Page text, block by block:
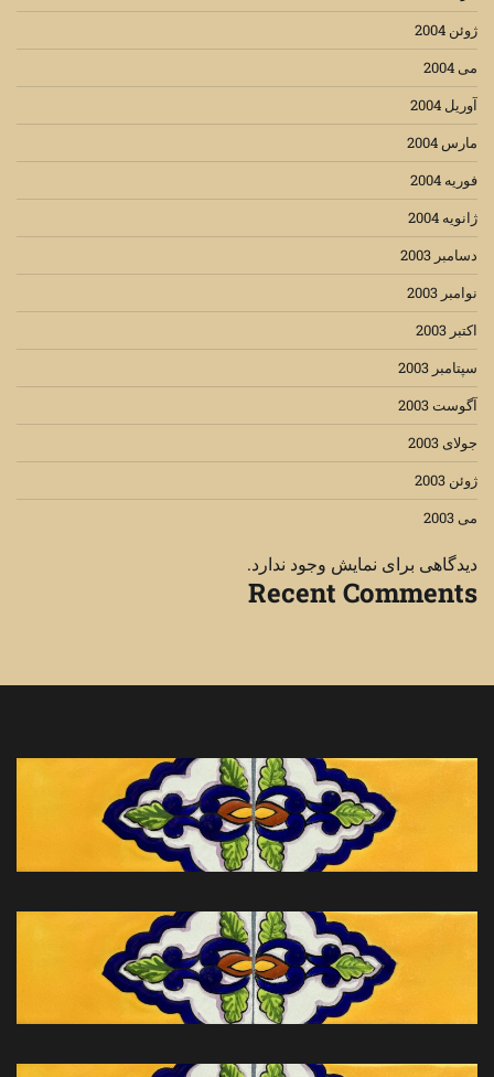
ژوئن 2004
می 2004
آوریل 2004
مارس 2004
فوریه 2004
ژانویه 2004
دسامبر 2003
نوامبر 2003
اکتبر 2003
سپتامبر 2003
آگوست 2003
جولای 2003
ژوئن 2003
می 2003
دیدگاهی برای نمایش وجود ندارد.
Recent Comments